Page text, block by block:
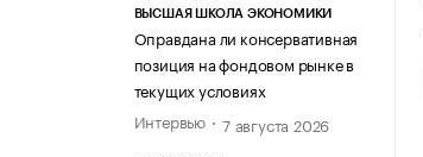
ВЫСШАЯ ШКОЛА ЭКОНОМИКИ
Оправдана ли консервативная
позиция на фондовом рынке в
текущих условиях
Интервью
7 августа 2026